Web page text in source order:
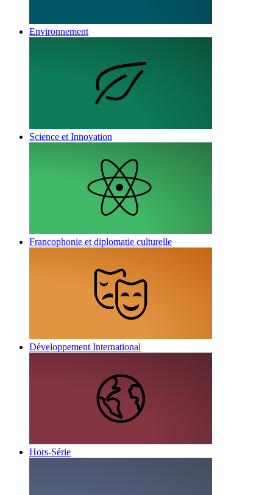
Environnement
Science et Innovation
Francophonie et diplomatie culturelle
Développement International
Hors-Série